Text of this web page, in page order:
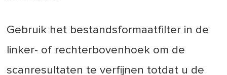
Gebruik het bestandsformaatfilter in de
linker- of rechterbovenhoek om de
scanresultaten te verfijnen totdat u de